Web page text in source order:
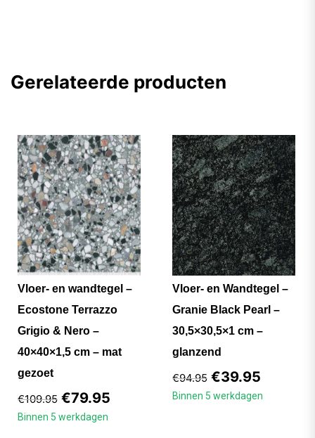
Gerelateerde producten
Vloer- en wandtegel –
Ecostone Terrazzo
Grigio & Nero –
40×40×1,5 cm – mat
gezoet
€109.95 €79.95
Binnen 5 werkdagen
Vloer- en Wandtegel –
Granie Black Pearl –
30,5×30,5×1 cm –
glanzend
€94.95 €39.95
Binnen 5 werkdagen